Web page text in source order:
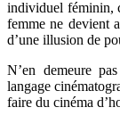
individuel féminin,
femme ne devient
d’une illusion de
N’en demeure
langage
faire du cinéma